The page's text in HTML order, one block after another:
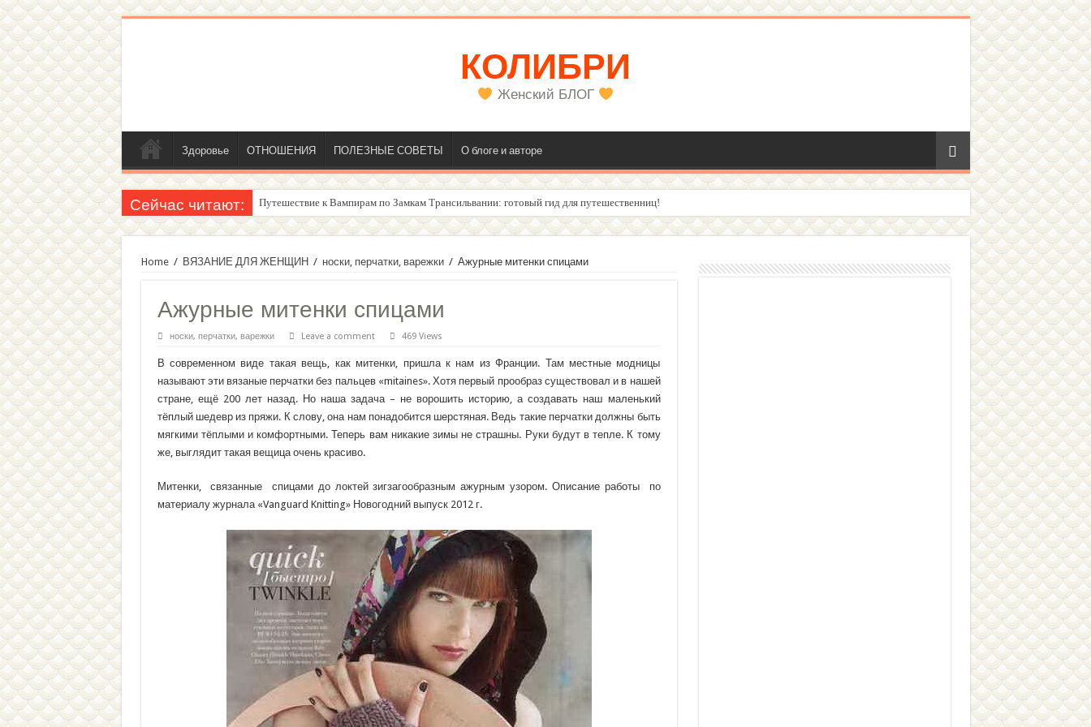
КОЛИБРИ
Женский БЛОГ
Здоровье ОТНОШЕНИЯ ПОЛЕЗНЫЕ СОВЕТЫ О блоге и авторе
Сейчас читают: Путешествие к Вампирам по Замкам Трансильвании: готовый гид для путешественниц!
Женский внутренний голос
Home / ВЯЗАНИЕ ДЛЯ ЖЕНЩИН / носки, перчатки, варежки / Ажурные митенки спицами
Ажурные митенки спицами
носки, перчатки, варежки Leave a comment 469 Views
В современном виде такая вещь, как митенки, пришла к нам из Франции. Там местные модницы
называют эти вязаные перчатки без пальцев «mitaines». Хотя первый прообраз существовал и в нашей
стране, ещё 200 лет назад. Но наша задача – не ворошить историю, а создавать наш маленький
тёплый шедевр из пряжи. К слову, она нам понадобится шерстяная. Ведь такие перчатки должны быть
мягкими тёплыми и комфортными. Теперь вам никакие зимы не страшны. Руки будут в тепле. К тому
же, выглядит такая вещица очень красиво.
Митенки, связанные спицами до локтей зигзагообразным ажурным узором. Описание работы по
материалу журнала «Vanguard Knitting» Новогодний выпуск 2012 г.